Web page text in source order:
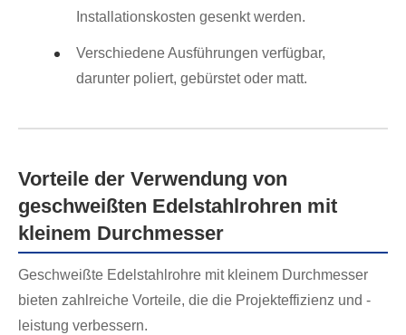
Installationskosten gesenkt werden.
Verschiedene Ausführungen verfügbar,
darunter poliert, gebürstet oder matt.
Vorteile der Verwendung von
geschweißten Edelstahlrohren mit
kleinem Durchmesser
Geschweißte Edelstahlrohre mit kleinem Durchmesser
bieten zahlreiche Vorteile, die die Projekteffizienz und -
leistung verbessern.